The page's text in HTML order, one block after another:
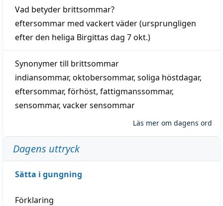
Vad betyder brittsommar?
eftersommar med vackertväder(ursprungligen
efter den heliga Birgittas dag 7 okt.)
Synonymer till brittsommar
indiansommar, oktobersommar, soliga höstdagar,
eftersommar, förhöst, fattigmanssommar,
sensommar, vacker sensommar
Läs mer om dagens ord
Dagens uttryck
Sätta i gungning
Förklaring